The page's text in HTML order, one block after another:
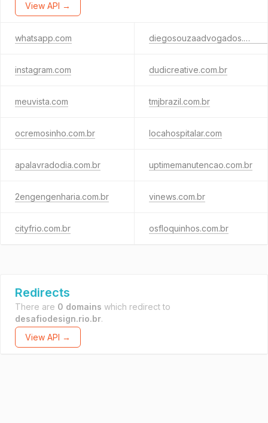
View API →
whatsapp.com diegosouzaadvogados.com.br
instagram.com dudicreative.com.br
meuvista.com tmjbrazil.com.br
ocremosinho.com.br locahospitalar.com
apalavradodia.com.br uptimemanutencao.com.br
2engengenharia.com.br vinews.com.br
cityfrio.com.br osfloquinhos.com.br
Redirects
There are 0 domains which redirect to
desafiodesign.rio.br.
View API →